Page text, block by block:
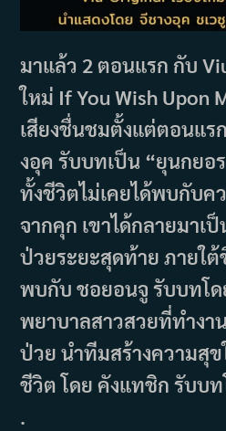
มาแล้ว 2 ตอนแรก กับ
ใหม่ If You Wish Upon
เสียงชื่นชมตั้งแต่ตอนแร
งอุค รับบทเป็น “ยุนกยอ
ทั้งชีวิตไม่เคยได้พบกับ
จากคุก เขาได้กลายมาเ
ป่วยระยะสุดท้าย ภายใ
พบกับ ชอยอนจู รับบทโด
พยาบาลสาวสวยที่ทำงา
ป่วย นำทีมสร้างความสุ
ชีวิต โดย คังแทชิก รับบท
.